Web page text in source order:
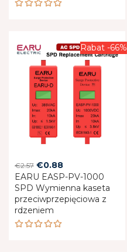
Rabat -66%
€2.57 Original
price
was:
€2.57.
€0.88Current
price
is:
€0.88.
EARU EASP-PV-1000
SPD Wymienna kaseta
przeciwprzepięciowa z
rdzeniem